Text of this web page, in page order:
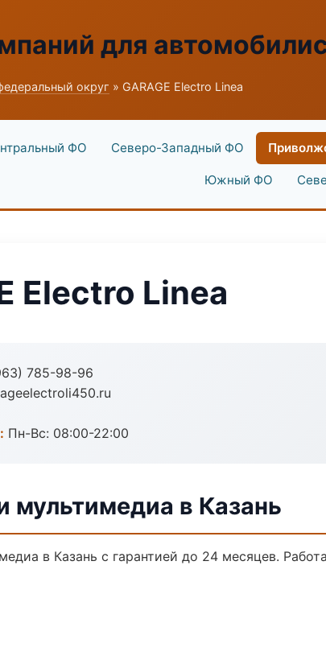
для
округ » GARAGE Electro Linea
ФО Северо-Западный ФО
Южный ФО
Electro Linea
785-98-96
Пн-Вс: 08:00-22:00
мультимедиа в Казань
в Казань с гарантией до 24 месяцев.